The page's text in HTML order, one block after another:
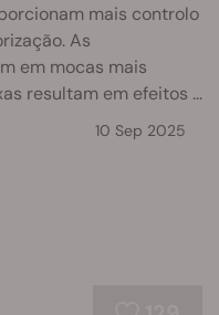
mais controlo
As
em mocas mais
resultam em efeitos ...
10 Sep 2025